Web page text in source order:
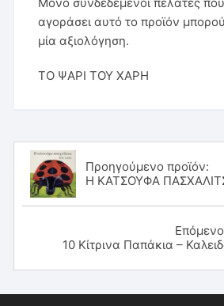
αγοράσει αυτό το προϊόν
μία αξιολόγηση.
ΤΟ ΨΑΡΙ ΤΟΥ ΧΑΡΗ
Προηγούμενο προϊόν:
Η ΚΑΤΣΟΥΦΑ
10 Κίτρινα Παπάκια –